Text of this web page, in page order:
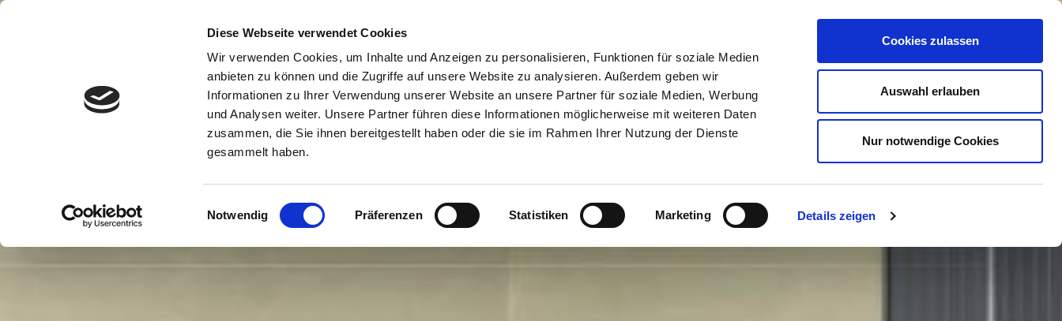
Diese Webseite verwendet Cookies
Wir verwenden Cookies, um Inhalte und Anzeigen zu personalisieren, Funktionen für soziale Medien
anbieten zu können und die Zugriffe auf unsere Website zu analysieren. Außerdem geben wir
Informationen zu Ihrer Verwendung unserer Website an unsere Partner für soziale Medien, Werbung
und Analysen weiter. Unsere Partner führen diese Informationen möglicherweise mit weiteren Daten
zusammen, die Sie ihnen bereitgestellt haben oder die sie im Rahmen Ihrer Nutzung der Dienste
gesammelt haben.
Einwilligungsauswahl
Notwendig Präferenzen Statistiken Marketing Details zeigen
Cookies zulassen
Auswahl erlauben
Nur notwendige Cookies
Zum